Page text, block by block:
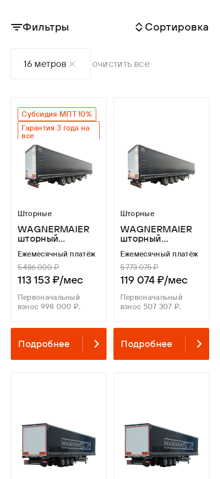
Фильтры Сортировка
16 метров очистить все
Субсидия МПТ 10%
Гарантия 3 года на
все
Оригинальный SAF
Легкий вес
Лучшие габариты
Шторные
WAGNERMAIER
шторный
16,3 метров
Ежемесячный платёж
5 486 000 ₽
113 153 ₽/мес
Первоначальный
взнос 998 000 ₽.
Подробнее
Шторные
WAGNERMAIER
шторный
16,8 метров
Ежемесячный платёж
5 773 075 ₽
119 074 ₽/мес
Первоначальный
взнос 507 307 ₽.
Подробнее